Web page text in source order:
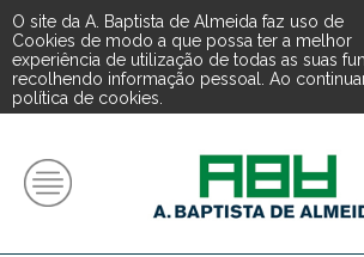
O site da A. Baptista de Almeida faz uso de
Cookies de modo a que possa ter a melhor
experiência de utilização de todas as suas
recolhendo informação pessoal. Ao
política de cookies.